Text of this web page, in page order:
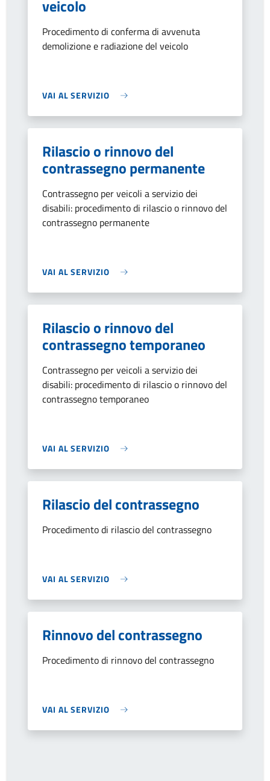
veicolo
Procedimento di conferma di avvenuta
demolizione e radiazione del veicolo
VAI AL SERVIZIO
Rilascio o rinnovo del
contrassegno permanente
Contrassegno per veicoli a servizio dei
disabili: procedimento di rilascio o rinnovo del
contrassegno permanente
VAI AL SERVIZIO
Rilascio o rinnovo del
contrassegno temporaneo
Contrassegno per veicoli a servizio dei
disabili: procedimento di rilascio o rinnovo del
contrassegno temporaneo
VAI AL SERVIZIO
Rilascio del contrassegno
Procedimento di rilascio del contrassegno
VAI AL SERVIZIO
Rinnovo del contrassegno
Procedimento di rinnovo del contrassegno
VAI AL SERVIZIO